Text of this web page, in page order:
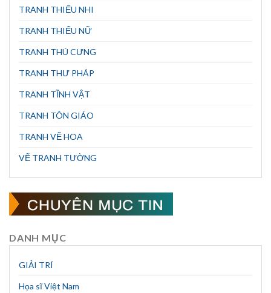
TRANH THIẾU NHI
TRANH THIẾU NỮ
TRANH THÚ CƯNG
TRANH THƯ PHÁP
TRANH TĨNH VẬT
TRANH TÔN GIÁO
TRANH VẼ HOA
VẼ TRANH TƯỜNG
DANH MỤC
GIẢI TRÍ
Họa sĩ Việt Nam